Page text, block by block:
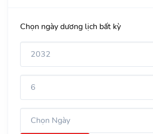
Chọn ngày dương lịch bất kỳ